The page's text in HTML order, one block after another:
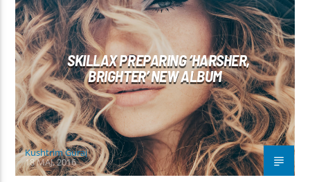
SKILLAX PREPARING ‘HARSHER,
BRIGHTER’ NEW ALBUM
Kushtrim Guraj
18 MAJ, 2016